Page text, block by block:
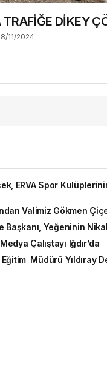
TRAFİĞE DİKEY
11/2024
Valimiz Gökmen
Yeğeninin
Çalıştayı Iğdır’da
Müdürü Yıldıray